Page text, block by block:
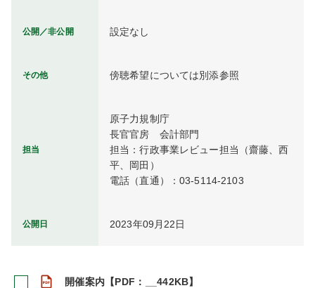
公開／非公開 設定なし
その他 傍聴希望については別添参照
担当
原子力規制庁
長官官房　会計部門
担当：行政事業レビュー担当（齋藤、西
平、岡田）
電話（直通）：03-5114-2103
公開日 2023年09月22日
開催案内【PDF：__442KB】